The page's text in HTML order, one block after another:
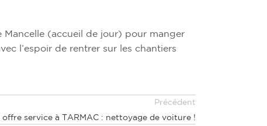
Mancelle (accueil de jour) pour manger
l’espoir de rentrer sur les chantiers
Précédent
offre service à TARMAC : nettoyage de voiture !